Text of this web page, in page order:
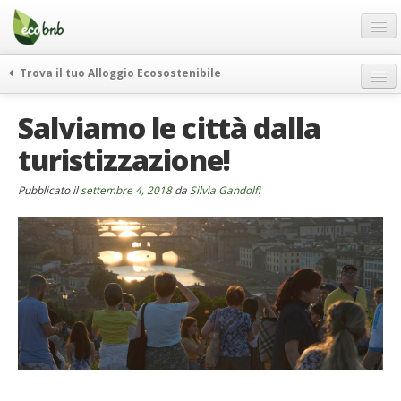
Menu
Salta
contenuto
Offerte Speciali
Regali
FAQ
Chi Siamo
Partner
Contatti
Italiano
German
English
Trova il tuo Alloggio Ecosostenibile
itinerari
curiosità
vivere e viaggiare verde
ecohotel
rassegna stampa
Salviamo le città dalla
turistizzazione!
Pubblicato ilsettembre 4, 2018da Silvia Gandolfi